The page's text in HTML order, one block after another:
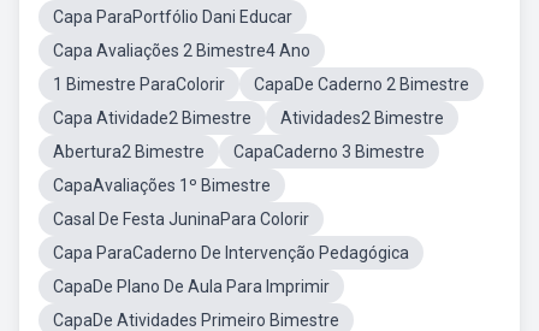
Capa ParaPortfólio Dani Educar
Capa Avaliações 2 Bimestre4 Ano
1 Bimestre ParaColorir
CapaDe Caderno 2 Bimestre
Capa Atividade2 Bimestre
Atividades2 Bimestre
Abertura2 Bimestre
CapaCaderno 3 Bimestre
CapaAvaliações 1º Bimestre
Casal De Festa JuninaPara Colorir
Capa ParaCaderno De Intervenção Pedagógica
CapaDe Plano De Aula Para Imprimir
CapaDe Atividades Primeiro Bimestre